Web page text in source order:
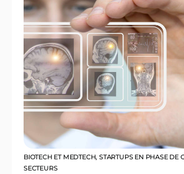
BIOTECH ET MEDTECH,STARTUPS EN PHASE DE
SECTEURS